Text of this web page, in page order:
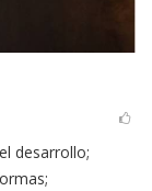
desarrollo;